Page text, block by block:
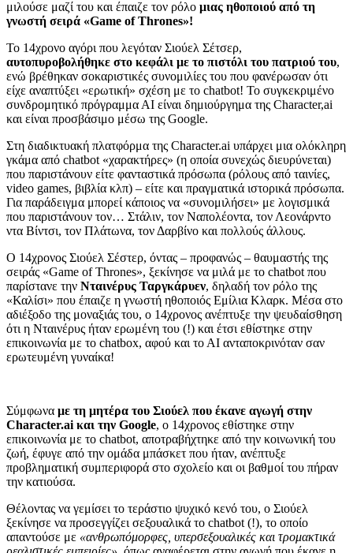
μιλούσε μαζί του και έπαιζε τον ρόλο μιας ηθοποιού από τη
γνωστή σειρά «Game of Thrones»!
Το 14χρονο αγόρι που λεγόταν Σιούελ Σέτσερ,
αυτοπυροβολήθηκε στο κεφάλι με το πιστόλι του πατριού του,
ενώ βρέθηκαν σοκαριστικές συνομιλίες του που φανέρωσαν ότι
είχε αναπτύξει «ερωτική» σχέση με το chatbot! Το συγκεκριμένο
συνδρομητικό πρόγραμμα ΑΙ είναι δημιούργημα της Character,ai
και είναι προσβάσιμο μέσω της Google.
Στη διαδικτυακή πλατφόρμα της Character.ai υπάρχει μια ολόκληρη
γκάμα από chatbot «χαρακτήρες» (η οποία συνεχώς διευρύνεται)
που παριστάνουν είτε φανταστικά πρόσωπα (ρόλους από ταινίες,
video games, βιβλία κλπ) – είτε και πραγματικά ιστορικά πρόσωπα.
Για παράδειγμα μπορεί κάποιος να «συνομιλήσει» με λογισμικά
που παριστάνουν τον… Στάλιν, τον Ναπολέοντα, τον Λεονάρντο
ντα Βίντσι, τον Πλάτωνα, τον Δαρβίνο και πολλούς άλλους.
Ο 14χρονος Σιούελ Σέστερ, όντας – προφανώς – θαυμαστής της
σειράς «Game of Thrones», ξεκίνησε να μιλά με το chatbot που
παρίστανε την Νταινέρυς Ταργκάρυεν, δηλαδή τον ρόλο της
«Καλίσι» που έπαιζε η γνωστή ηθοποιός Εμίλια Κλαρκ. Μέσα στο
αδιέξοδο της μοναξιάς του, ο 14χρονος ανέπτυξε την ψευδαίσθηση
ότι η Νταινέρυς ήταν ερωμένη του (!) και έτσι εθίστηκε στην
επικοινωνία με το chatbox, αφού και το ΑΙ ανταποκρινόταν σαν
ερωτευμένη γυναίκα!
Σύμφωνα με τη μητέρα του Σιούελ που έκανε αγωγή στην
Character.ai και την Google, ο 14χρονος εθίστηκε στην
επικοινωνία με το chatbot, αποτραβήχτηκε από την κοινωνική του
ζωή, έφυγε από την ομάδα μπάσκετ που ήταν, ανέπτυξε
προβληματική συμπεριφορά στο σχολείο και οι βαθμοί του πήραν
την κατιούσα.
Θέλοντας να γεμίσει το τεράστιο ψυχικό κενό του, ο Σιούελ
ξεκίνησε να προσεγγίζει σεξουαλικά το chatbot (!), το οποίο
απαντούσε με «ανθρωπόμορφες, υπερσεξουαλικές και τρομακτικά